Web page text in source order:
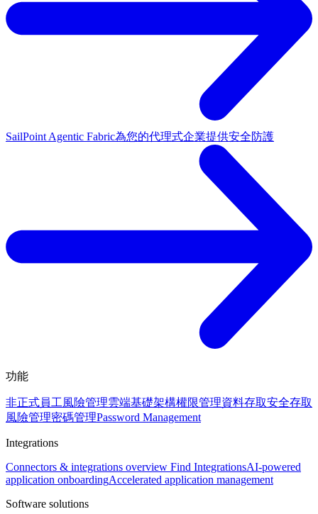
SailPoint Agentic Fabric為您的代理式企業提供安全防護
功能
非正式員工風險管理雲端基礎架構權限管理資料存取安全存取
風險管理密碼管理Password Management
Integrations
Connectors & integrations overview Find IntegrationsAI-powered
application onboardingAccelerated application management
Software solutions